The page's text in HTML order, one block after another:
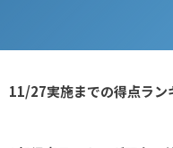
11/27実施までの得点ラン